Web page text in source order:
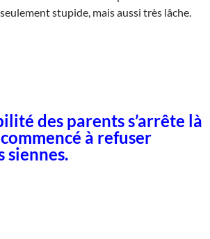
stupide, mais aussi très lâche.
des parents s’arrête là
à refuser
siennes.